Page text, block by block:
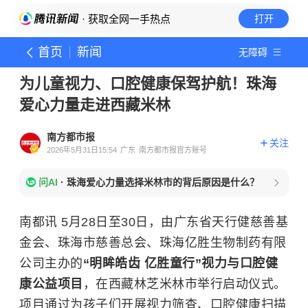
· 获取全网一手热点 打开
首页 新闻 无障碍
为儿童视力、口腔健康保驾护航！珠海
爱心力量走进西藏米林
南方都市报
2026年5月31日15:54 广东 南方都市报官方账号
关注
问AI · 珠海爱心力量选择米林市的背后原因是什么？
南都讯 5月28日至30日，由广东省天行健慈善基
金会、珠海市慈善总会、珠海亿胜生物制药有限
公司主办的“明眸皓齿 亿胜童行”视力与口腔健
康公益项目 ，在西藏林芝米林市举行启动仪式。
项目通过为孩子们开展视力筛查、口腔健康扫描